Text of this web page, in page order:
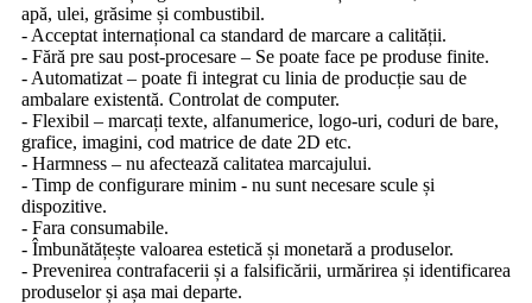
apă, ulei, grăsime și combustibil.
- Acceptat internațional ca standard de marcare a calității.
- Fără pre sau post-procesare – Se poate face pe produse finite.
- Automatizat – poate fi integrat cu linia de producție sau de
ambalare existentă. Controlat de computer.
- Flexibil – marcați texte, alfanumerice, logo-uri, coduri de bare,
grafice, imagini, cod matrice de date 2D etc.
- Harmness – nu afectează calitatea marcajului.
- Timp de configurare minim - nu sunt necesare scule și
dispozitive.
- Fara consumabile.
- Îmbunătățește valoarea estetică și monetară a produselor.
- Prevenirea contrafacerii și a falsificării, urmărirea și identificarea
produselor și așa mai departe.